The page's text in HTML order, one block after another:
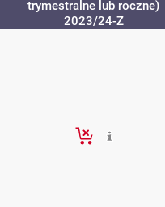
trymestralne lub roczne)
2023/24-Z